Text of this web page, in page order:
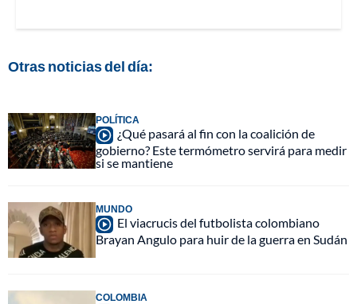
Otras noticias del día:
POLÍTICA
¿Qué pasará al fin con la coalición de
gobierno? Este termómetro servirá para medir
si se mantiene
MUNDO
El viacrucis del futbolista colombiano
Brayan Angulo para huir de la guerra en Sudán
COLOMBIA